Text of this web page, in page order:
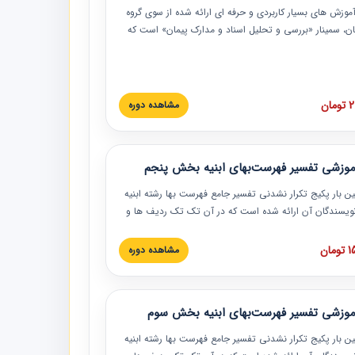
های بسیار کاربردی و حرفه‏ ای ارائه شده از سوی گروه
سمینار «بررسی و تحلیل اسناد و مدارک پیمان» است که
این خصوص ارائه شده است.
مشاهده دوره
تفسیر فهرست‌بهای ابنیه بخش پنجم
بار پکیج تکرار نشدنی تفسیر جامع فهرست بها رشته ابنیه
نویسندگان آن ارائه شده است که در آن تک تک ردیف ها و
و به همراه تصاویر عملیات اجرایی مرتبط با ردیف های
بها ارائه شده است. این دوره با کلام مهندس
مدیر پروژه مهندسی مشاور در امر بازنگری فهرست
حال فعالیت هستند حتما توصیه می کنیم از مطالب این
نمایند.
مشاهده دوره
تفسیر فهرست‌بهای ابنیه بخش سوم
بار پکیج تکرار نشدنی تفسیر جامع فهرست بها رشته ابنیه